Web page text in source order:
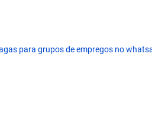
para grupos de empregos no